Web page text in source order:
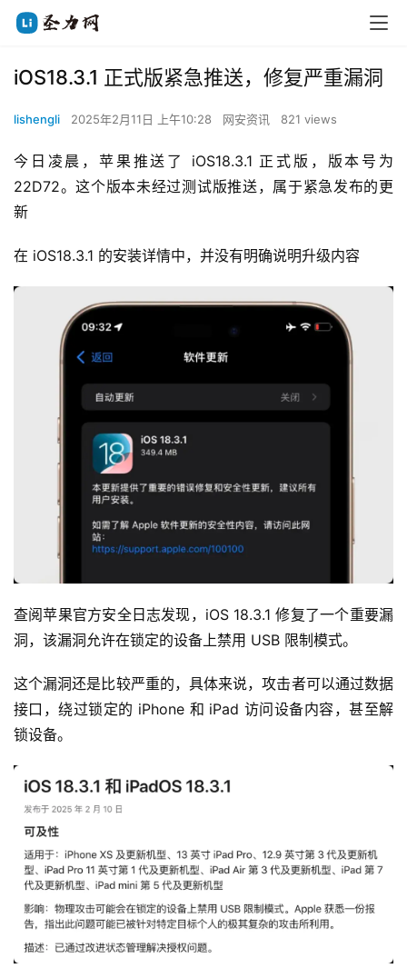
iOS18.3.1 正式版紧急推送，修复严重漏洞
lishengli 2025年2月11日 上午10:28 网安资讯 821 views
今日凌晨，苹果推送了 iOS18.3.1 正式版，版本号为
22D72。这个版本未经过测试版推送，属于紧急发布的更
新
在 iOS18.3.1 的安装详情中，并没有明确说明升级内容
查阅苹果官方安全日志发现，iOS 18.3.1 修复了一个重要漏
洞，该漏洞允许在锁定的设备上禁用 USB 限制模式。
这个漏洞还是比较严重的，具体来说，攻击者可以通过数据
接口，绕过锁定的 iPhone 和 iPad 访问设备内容，甚至解
锁设备。